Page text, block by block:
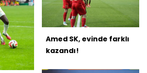
Amed SK, evinde farklı
kazandı!